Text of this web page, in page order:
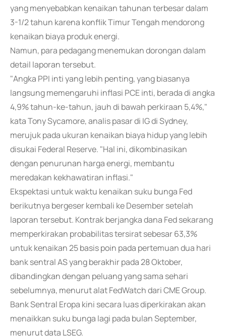
yang menyebabkan kenaikan tahunan terbesar dalam
3-1/2 tahun karena konflik Timur Tengah mendorong
kenaikan biaya produk energi.
Namun, para pedagang menemukan dorongan dalam
detail laporan tersebut.
"Angka PPI inti yang lebih penting, yang biasanya
langsung memengaruhi inflasi PCE inti, berada di angka
4,9% tahun-ke-tahun, jauh di bawah perkiraan 5,4%,"
kata Tony Sycamore, analis pasar di IG di Sydney,
merujuk pada ukuran kenaikan biaya hidup yang lebih
disukai Federal Reserve. "Hal ini, dikombinasikan
dengan penurunan harga energi, membantu
meredakan kekhawatiran inflasi."
Ekspektasi untuk waktu kenaikan suku bunga Fed
berikutnya bergeser kembali ke Desember setelah
laporan tersebut. Kontrak berjangka dana Fed sekarang
memperkirakan probabilitas tersirat sebesar 63,3%
untuk kenaikan 25 basis poin pada pertemuan dua hari
bank sentral AS yang berakhir pada 28 Oktober,
dibandingkan dengan peluang yang sama sehari
sebelumnya, menurut alat FedWatch dari CME Group.
Bank Sentral Eropa kini secara luas diperkirakan akan
menaikkan suku bunga lagi pada bulan September,
menurut data LSEG.